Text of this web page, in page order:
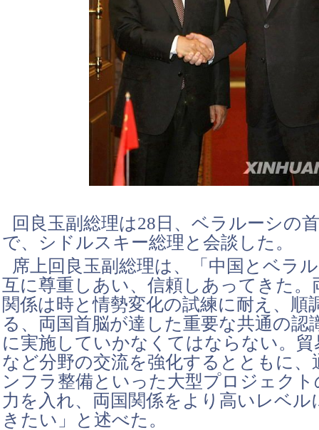
回良玉副総理は28日、ベラルーシの
で、シドルスキー総理と会談した。
席上回良玉副総理は、「中国とベラ
互に尊重しあい、信頼しあってきた。
関係は時と情勢変化の試練に耐え、順
る、両国首脳が達した重要な共通の認
に実施していかなくてはならない。貿
など分野の交流を強化するとともに、
ンフラ整備といった大型プロジェク
力を入れ、両国関係をより高いレベル
きたい」と述べた。